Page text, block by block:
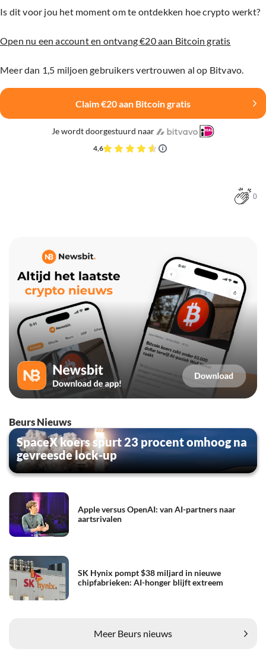
Is dit voor jou het moment om te ontdekken hoe crypto werkt?
Open nu een account en ontvang €20 aan Bitcoin gratis
Meer dan 1,5 miljoen gebruikers vertrouwen al op Bitvavo.
Claim €20 aan Bitcoin gratis
Je wordt doorgestuurd naar
4,6
0
Beurs Nieuws
SpaceX koers spurt 23 procent omhoog na
gevreesde lock-up
Apple versus OpenAI: van AI-partners naar
aartsrivalen
SK Hynix pompt $38 miljard in nieuwe
chipfabrieken: AI-honger blijft extreem
Meer Beurs nieuws